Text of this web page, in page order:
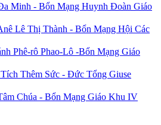
Minh - Bổn Mạng Huynh Đoàn Giáo
Lê Thị Thành - Bổn Mạng Hội Các
Phê-rô Phao-Lô -Bổn Mạng Giáo
Thêm Sức - Đức Tổng Giuse
Chúa - Bổn Mạng Giáo Khu IV